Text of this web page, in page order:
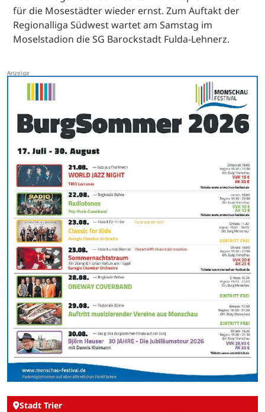
für die Mosestädter wieder ernst. Zum Auftakt der
Regionalliga Südwest wartet am Samstag im
Moselstadion die SG Barockstadt Fulda-Lehnerz.
Stadt Trier